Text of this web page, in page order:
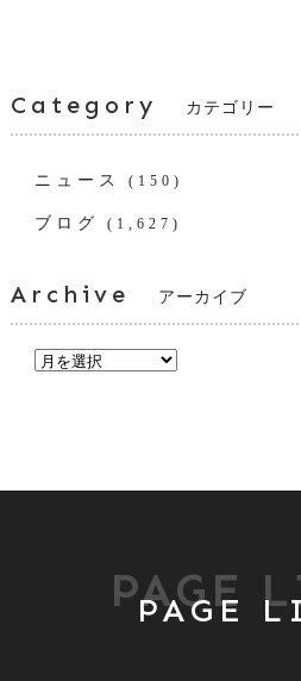
Category カテゴリー
ニュース (150)
ブログ (1,627)
Archive アーカイブ
PAGE
PAGE